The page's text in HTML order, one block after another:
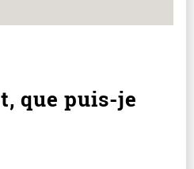
que puis-je